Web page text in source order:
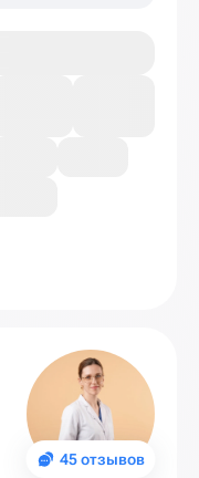
45 отзывов